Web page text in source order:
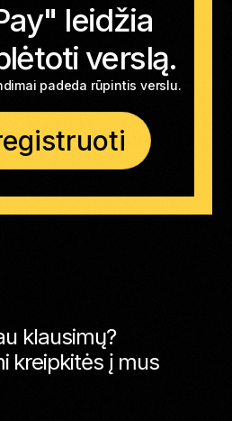
leidžia
verslą.
padeda rūpintis verslu.
klausimų?
kreipkitės į mus